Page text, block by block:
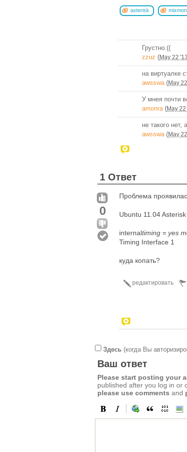
asterisk
Грустно.((
zzuz (May 22 '13
на виртуалке
awsswa (May
У мнея почти
amonra (May 22
не такого нет,
awsswa (May
1 Ответ
0
Проблема
Ubuntu 11.04 Asterisk
internaltiming = yes
Timing Interface 1
куда копать?
редактировать
Здесь (когда Вы
Ваш ответ
Please start posting your
published after you log in or
please use comments and